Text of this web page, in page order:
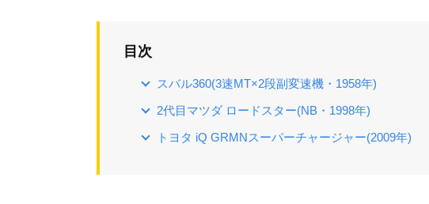
目次
スバル360(3速MT×2段副変速機・1958年)
2代目マツダ ロードスター(NB・1998年)
トヨタ iQ GRMNスーパーチャージャー(2009年)